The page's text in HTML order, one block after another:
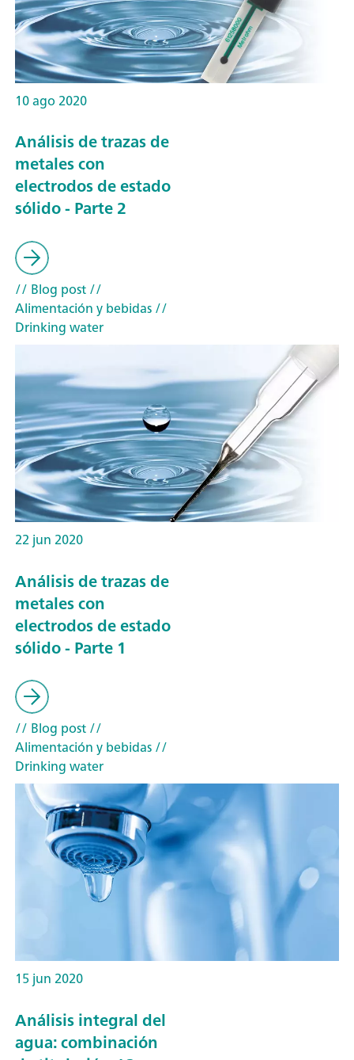
10 ago 2020
Análisis de trazas de
metales con
electrodos de estado
sólido - Parte 2
// Blog post//
Alimentación y bebidas//
Drinking water
22 jun 2020
Análisis de trazas de
metales con
electrodos de estado
sólido - Parte 1
// Blog post//
Alimentación y bebidas//
Drinking water
15 jun 2020
Análisis integral del
agua: combinación